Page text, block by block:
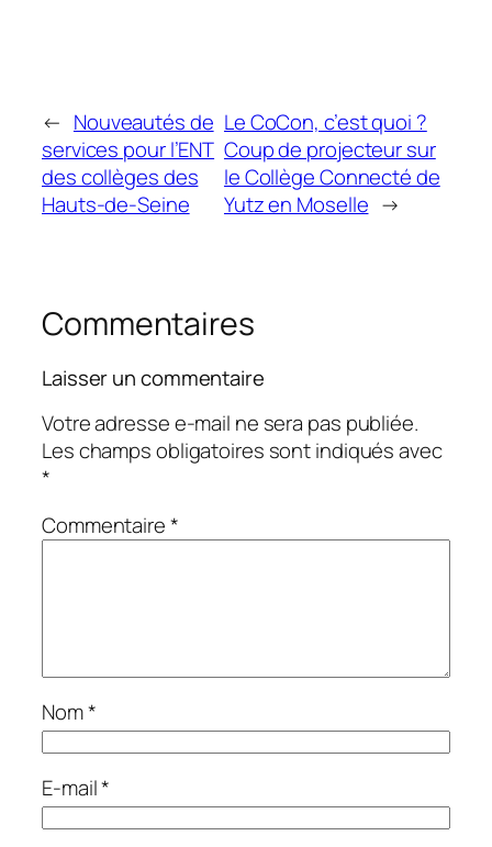
← Nouveautés de
services pour l’ENT
des collèges des
Hauts-de-Seine
Le CoCon, c’est quoi ?
Coup de projecteur sur
le Collège Connecté de
Yutz en Moselle →
Commentaires
Laisser un commentaire
Votre adresse e-mail ne sera pas publiée.
Les champs obligatoires sont indiqués avec
*
Commentaire*
Nom*
E-mail*